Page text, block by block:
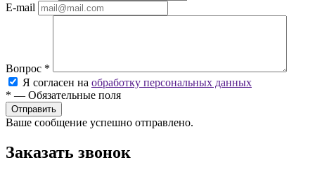
E-mail
Вопрос *
Я согласен на обработку персональных данных
* — Обязательные поля
Ваше сообщение успешно отправлено.
Заказать звонок